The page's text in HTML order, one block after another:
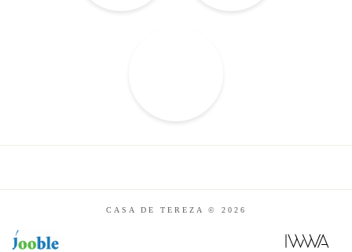
CASA DE TEREZA © 2026
FAZER RESERVA